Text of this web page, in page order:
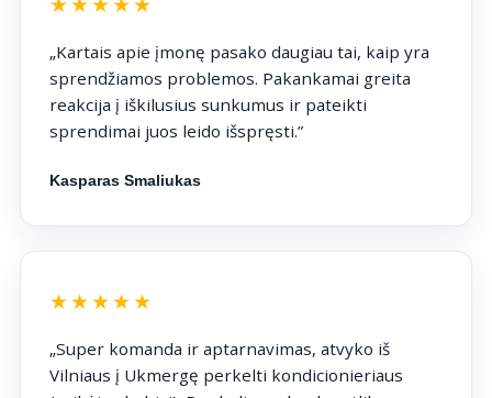
„Kartais apie įmonę pasako daugiau tai, kaip yra
sprendžiamos problemos. Pakankamai greita
reakcija į iškilusius sunkumus ir pateikti
sprendimai juos leido išspręsti.”
Kasparas Smaliukas
★★★★★
„Super komanda ir aptarnavimas, atvyko iš
Vilniaus į Ukmergę perkelti kondicionieriaus